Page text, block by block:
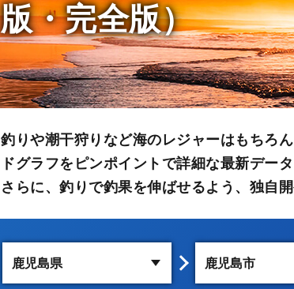
版・完全版）
釣りや潮干狩りなど海のレジャーはもちろ
ドグラフをピンポイントで詳細な最新デー
さらに、釣りで釣果を伸ばせるよう、独自